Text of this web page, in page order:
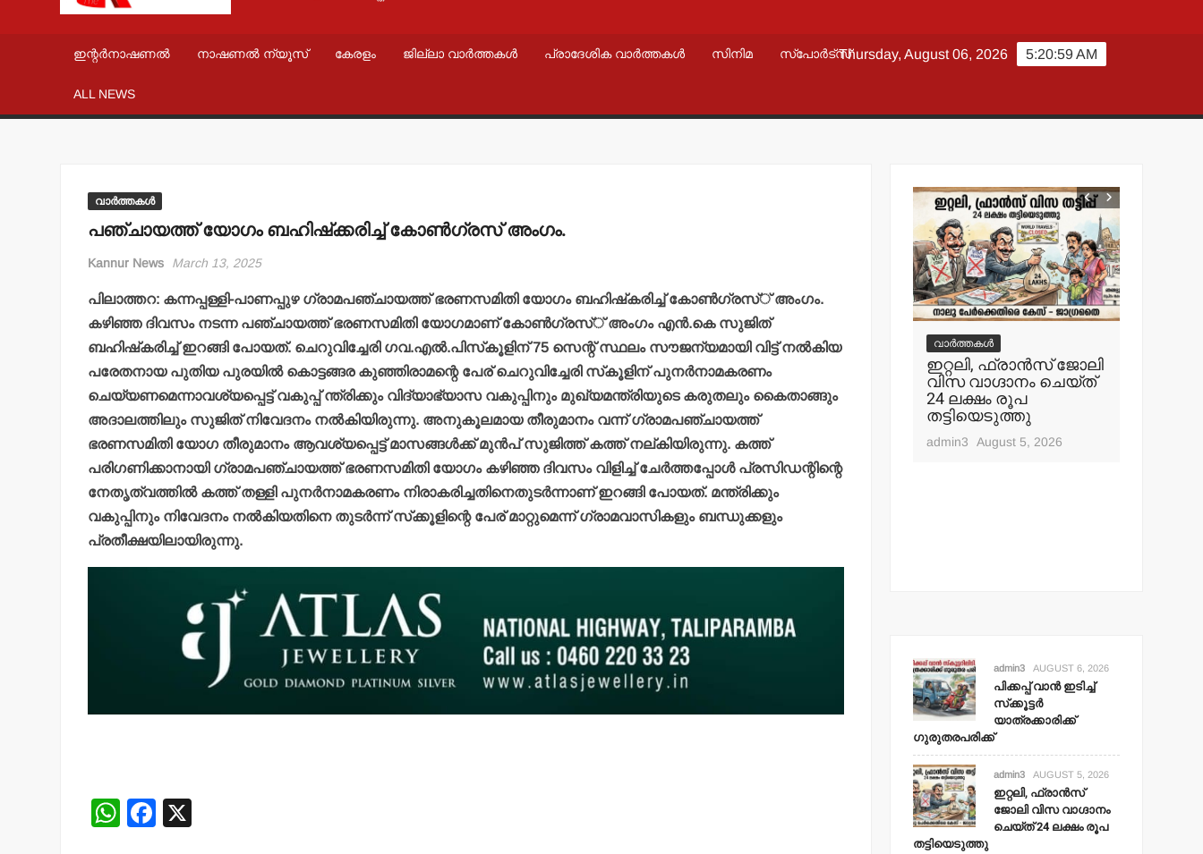
ഇന്റർനാഷണൽ നാഷണൽ ന്യൂസ് കേരളം ജില്ലാ വാർത്തകൾ പ്രാദേശിക വാർത്തകൾ സിനിമ സ്പോർട്സ്
ALL NEWS
5:20:59 AM
Thursday, August 06, 2026
വാർത്തകൾ
പഞ്ചായത്ത് യോഗം ബഹിഷ്‌ക്കരിച്ച് കോണ്‍ഗ്രസ് അംഗം.
Kannur News March 13, 2025
പിലാത്തറ: കന്നപ്പള്ളി-പാണപ്പുഴ ഗ്രാമപഞ്ചായത്ത് ഭരണസമിതി യോഗം ബഹിഷ്‌കരിച്ച് കോണ്‍ഗ്രസ്് അംഗം.
കഴിഞ്ഞ ദിവസം നടന്ന പഞ്ചായത്ത് ഭരണസമിതി യോഗമാണ് കോണ്‍ഗ്രസ്് അംഗം എന്‍.കെ സുജിത്
ബഹിഷ്‌കരിച്ച് ഇറങ്ങി പോയത്. ചെറുവിച്ചേരി ഗവ.എല്‍.പിസ്‌കൂളിന് 75 സെന്റ് സ്ഥലം സൗജന്യമായി വിട്ട് നല്‍കിയ
പരേതനായ പുതിയ പുരയില്‍ കൊട്ടങ്ങര കുഞ്ഞിരാമന്റെ പേര് ചെറുവിച്ചേരി സ്‌കൂളിന് പുനര്‍നാമകരണം
ചെയ്യണമെന്നാവശ്യപ്പെട്ട് വകുപ്പ് ന്ത്രിക്കും വിദ്യാഭ്യാസ വകുപ്പിനും മുഖ്യമന്ത്രിയുടെ കരുതലും കൈതാങ്ങും
അദാലത്തിലും സുജിത് നിവേദനം നല്‍കിയിരുന്നു. അനുകൂലമായ തീരുമാനം വന്ന് ഗ്രാമപഞ്ചായത്ത്
ഭരണസമിതി യോഗ തീരുമാനം ആവശ്യപ്പെട്ട് മാസങ്ങള്‍ക്ക് മുന്‍പ് സുജിത്ത് കത്ത് നല്കിയിരുന്നു. കത്ത്
പരിഗണിക്കാനായി ഗ്രാമപഞ്ചായത്ത് ഭരണസമിതി യോഗം കഴിഞ്ഞ ദിവസം വിളിച്ച് ചേര്‍ത്തപ്പോള്‍ പ്രസിഡന്റിന്റെ
നേതൃത്വത്തില്‍ കത്ത് തള്ളി പുനര്‍നാമകരണം നിരാകരിച്ചതിനെതുടര്‍ന്നാണ് ഇറങ്ങി പോയത്. മന്ത്രിക്കും
വകുപ്പിനും നിവേദനം നല്‍കിയതിനെ തുടര്‍ന്ന് സ്‌ക്കൂളിന്റെ പേര് മാറ്റുമെന്ന് ഗ്രാമവാസികളും ബന്ധുക്കളും
പ്രതീക്ഷയിലായിരുന്നു.
W
F
വാർത്തകൾ
പ്രായപൂര്‍ത്തിയാകാത്ത
പെണ്‍കുട്ടിയെ
ലൈംഗീകാതിക്രമത്തിനിരയാക്കിയ
യുവതി പോക്‌സോ കേസില്‍
അറസ്റ്റില്‍.
വാർത്തകൾ
പിക്കപ്പ് വാന്‍ ഇടിച്ച്
സ്‌ക്കൂട്ടര്‍
യാത്രക്കാരിക്ക്
ഗുരുതരപരിക്ക്
admin3 August 6, 2026
വാർത്തകൾ
ഇറ്റലി, ഫ്രാന്‍സ് ജോലി
വിസ വാഗ്ദാനം ചെയ്ത്
24 ലക്ഷം രൂപ
തട്ടിയെടുത്തു
admin3 August 5, 2026
admin3 AUGUST 6, 2026
പിക്കപ്പ് വാന്‍ ഇടിച്ച്
സ്‌ക്കൂട്ടര്‍
യാത്രക്കാരിക്ക്
ഗുരുതരപരിക്ക്
admin3 AUGUST 5, 2026
ഇറ്റലി, ഫ്രാന്‍സ്
ജോലി വിസ വാഗ്ദാനം
ചെയ്ത് 24 ലക്ഷം രൂപ
തട്ടിയെടുത്തു